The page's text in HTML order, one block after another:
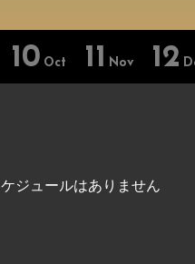
10 Oct 11 Nov 12
ジュールはありません